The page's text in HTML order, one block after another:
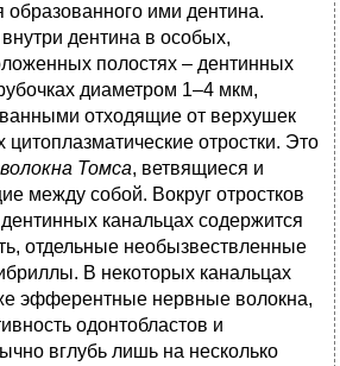
образованного ими дентина.
дентина в особых,
полостях – дентинных
диаметром 1–4 мкм,
отходящие от верхушек
цитоплазматические отростки. Это
волокна Томса, ветвящиеся и
между собой. Вокруг отростков
канальцах содержится
отдельные необызвествленные
В некоторых канальцах
эфферентные нервные волокна,
одонтобластов и
вглубь лишь на несколько